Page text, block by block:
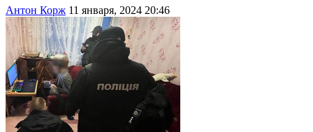
Антон Корж 11 января, 2024 20:46